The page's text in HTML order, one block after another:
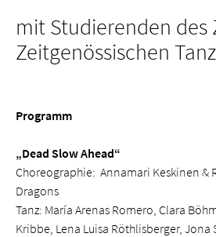
mit Studierenden des
Zeitgenössischen Tanz
Programm
„Dead Slow Ahead“
Choreographie: Annamari Keskinen &
Dragons
Tanz: María Arenas Romero, Clara
Kribbe, Lena Luisa Röthlisberger,